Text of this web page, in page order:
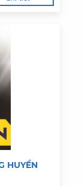
HUYỀN